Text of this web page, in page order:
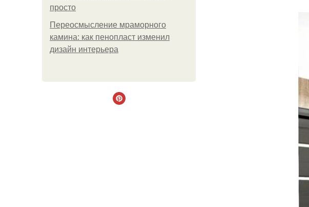
просто
Переосмысление мраморного
камина: как пенопласт изменил
дизайн интерьера